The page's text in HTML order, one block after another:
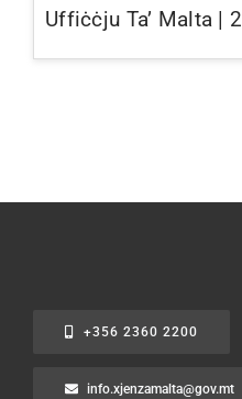
Uffiċċju Ta’ Malta |
+356 2360 2200
info.xjenzamalta@gov.mt